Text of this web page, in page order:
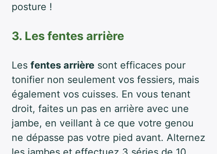
posture !
3. Les fentes arrière
Les fentes arrière sont efficaces pour
tonifier non seulement vos fessiers, mais
également vos cuisses. En vous tenant
droit, faites un pas en arrière avec une
jambe, en veillant à ce que votre genou
ne dépasse pas votre pied avant. Alternez